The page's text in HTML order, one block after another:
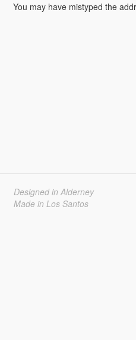
You may have mistyped the
Designed in Alderney
Made in Los Santos